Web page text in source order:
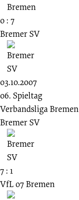
0 : 7
Bremer SV
03.10.2007
06. Spieltag
Verbandsliga Bremen
Bremer SV
7 : 1
VfL 07 Bremen